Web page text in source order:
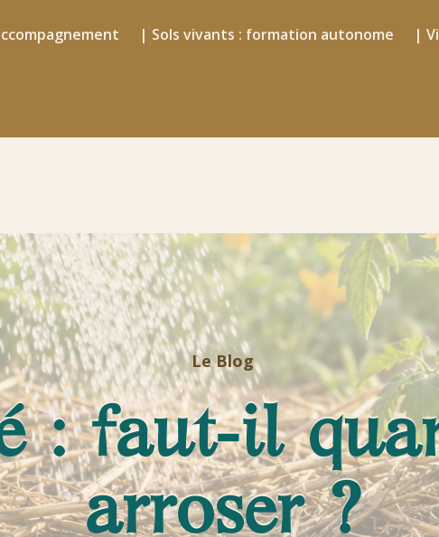
| Sols vivants : formation autonome |
Le Blog
: faut-il
arroser ?